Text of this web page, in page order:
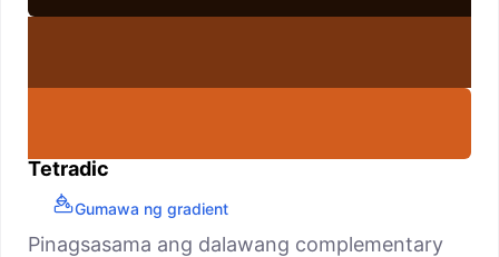
Tetradic
Gumawa ng gradient
Pinagsasama ang dalawang complementary